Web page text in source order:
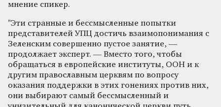
мнение спикер.
"Эти странные и бессмысленные попытки
представителей УПЦ достичь взаимопонимания с
Зеленским совершенно пустое занятие, —
продолжает эксперт. — Вместо того, чтобы
обращаться в европейские институты, ООН и к
другим православным церквям по вопросу
оказания поддержки в этих гонениях против них,
они выбирают самый бессмысленный и